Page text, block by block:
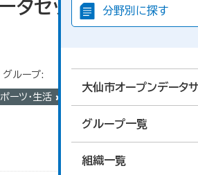
分野別に探す
大仙市オープンデータ
グループ一覧
組織一覧
タセットが見つか
グループ:
ーツ・生活